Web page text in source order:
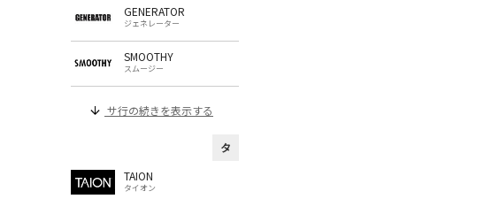
GENERATOR
ジェネレーター
SMOOTHY
スムージー
サ行の続きを表示する
タ
TAION
タイオン